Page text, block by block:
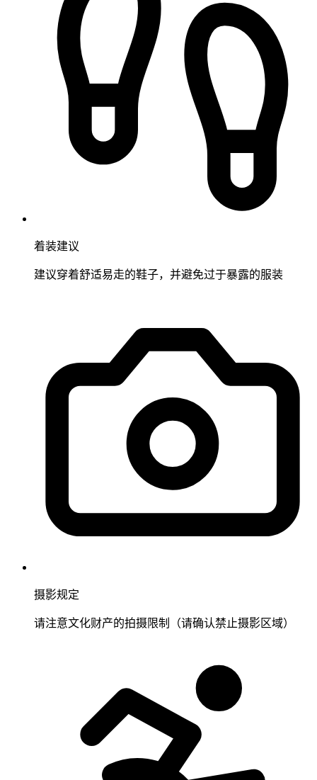
着装建议
建议穿着舒适易走的鞋子，并避免过于暴露的服装
摄影规定
请注意文化财产的拍摄限制（请确认禁止摄影区域）